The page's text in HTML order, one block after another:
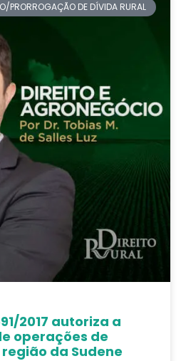
PRORROGAÇÃO DE DÍVIDA RURAL
2017 autoriza a
operações de
da Sudene